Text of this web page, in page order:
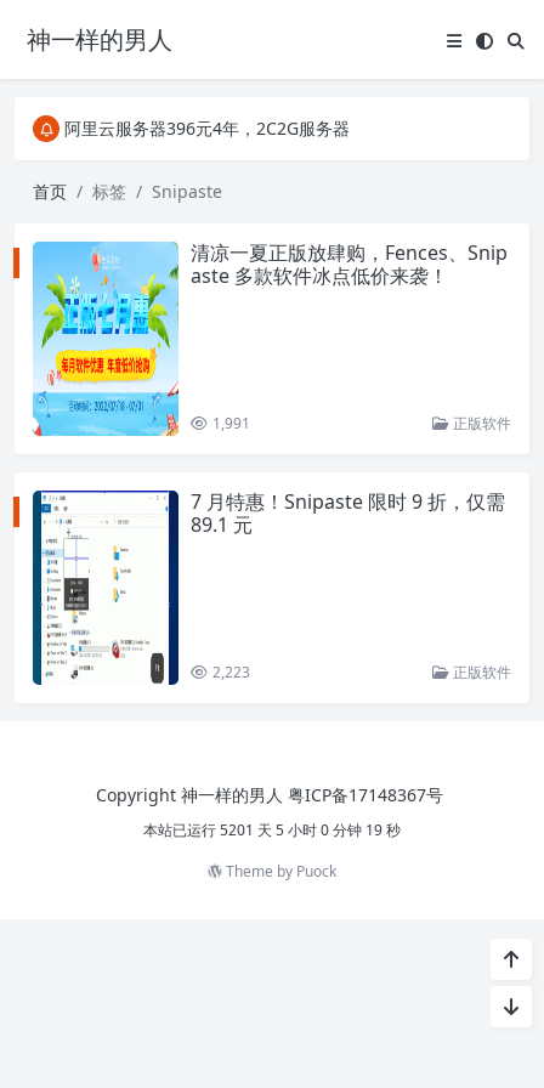
神一样的男人
阿里云服务器396元4年，2C2G服务器
关注Telegram频道有新消息第一时间推送
阿里云服务器396元4年，2C2G服务器
首页 标签 Snipaste
清凉一夏正版放肆购，Fences、Snip
aste 多款软件冰点低价来袭！
1,991 正版软件
7 月特惠！Snipaste 限时 9 折，仅需
89.1 元
2,223 正版软件
Copyright 神一样的男人 粤ICP备17148367号
本站已运行 5201 天 5 小时 0 分钟 20 秒
Theme by Puock